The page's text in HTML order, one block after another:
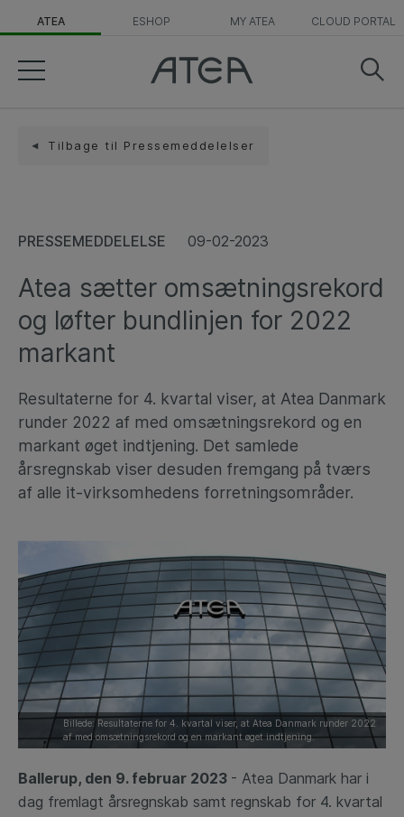
ATEA ESHOP MY ATEA CLOUD PORTAL
Tilbage til Pressemeddelelser
PRESSEMEDDELELSE 09-02-2023
Atea sætter omsætningsrekord
og løfter bundlinjen for 2022
markant
Resultaterne for 4. kvartal viser, at Atea Danmark
runder 2022 af med omsætningsrekord og en
markant øget indtjening. Det samlede
årsregnskab viser desuden fremgang på tværs
af alle it-virksomhedens forretningsområder.
Billede: Resultaterne for 4. kvartal viser, at Atea Danmark runder 2022
af med omsætningsrekord og en markant øget indtjening.
Ballerup, den 9. februar 2023 - Atea Danmark har i
dag fremlagt årsregnskab samt regnskab for 4. kvartal